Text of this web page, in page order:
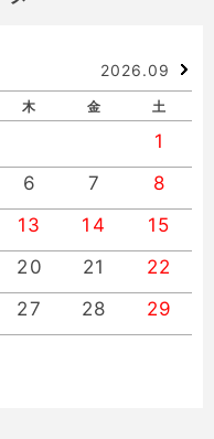
2026.09
木 金 土
1
6 7
8
13 14
15
20 21
22
27 28 29